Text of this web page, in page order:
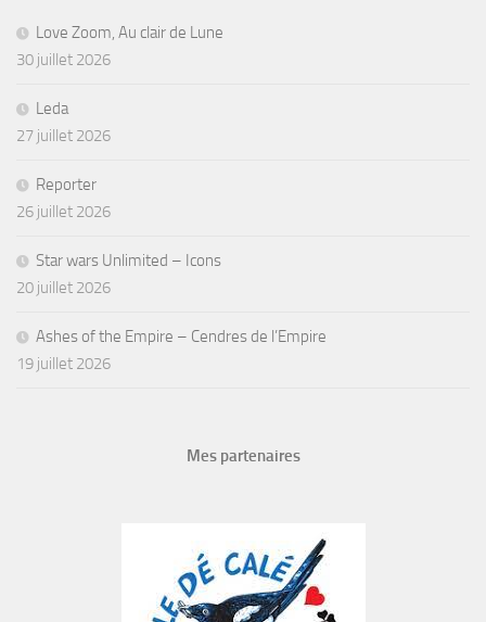
Love Zoom, Au clair de Lune
30 juillet 2026
Leda
27 juillet 2026
Reporter
26 juillet 2026
Star wars Unlimited – Icons
20 juillet 2026
Ashes of the Empire – Cendres de l’Empire
19 juillet 2026
Mes partenaires